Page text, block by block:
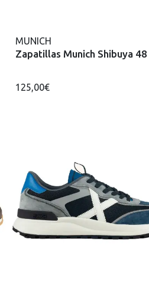
MUNICH
Zapatillas Munich Shibuya 48
125,00€